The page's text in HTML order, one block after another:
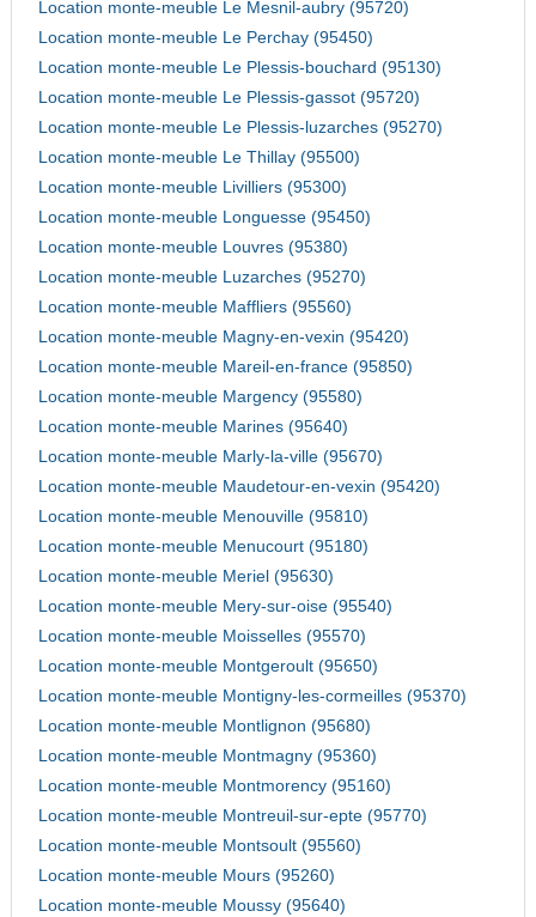
Location monte-meuble Le Mesnil-aubry (95720)
Location monte-meuble Le Perchay (95450)
Location monte-meuble Le Plessis-bouchard (95130)
Location monte-meuble Le Plessis-gassot (95720)
Location monte-meuble Le Plessis-luzarches (95270)
Location monte-meuble Le Thillay (95500)
Location monte-meuble Livilliers (95300)
Location monte-meuble Longuesse (95450)
Location monte-meuble Louvres (95380)
Location monte-meuble Luzarches (95270)
Location monte-meuble Maffliers (95560)
Location monte-meuble Magny-en-vexin (95420)
Location monte-meuble Mareil-en-france (95850)
Location monte-meuble Margency (95580)
Location monte-meuble Marines (95640)
Location monte-meuble Marly-la-ville (95670)
Location monte-meuble Maudetour-en-vexin (95420)
Location monte-meuble Menouville (95810)
Location monte-meuble Menucourt (95180)
Location monte-meuble Meriel (95630)
Location monte-meuble Mery-sur-oise (95540)
Location monte-meuble Moisselles (95570)
Location monte-meuble Montgeroult (95650)
Location monte-meuble Montigny-les-cormeilles (95370)
Location monte-meuble Montlignon (95680)
Location monte-meuble Montmagny (95360)
Location monte-meuble Montmorency (95160)
Location monte-meuble Montreuil-sur-epte (95770)
Location monte-meuble Montsoult (95560)
Location monte-meuble Mours (95260)
Location monte-meuble Moussy (95640)